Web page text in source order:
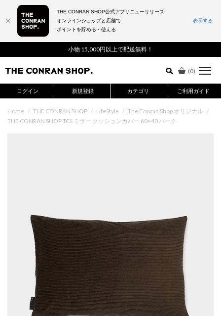
小物 15,000円以上で配送無料！
(0)
ログイン 新規登録 カテゴリ ご利用ガイド
詳細検索はこちら
Home / THE CONRAN SHOP / LifeStyle / The Conran Shop オリジナル /
THE CONRAN SHOP TCS ミラー クッションカバー 60×40 バーク
THE CONRAN SHOP公式アプリニューリリース
オンラインショップと店舗で
ポイントを貯める・使える
表示する